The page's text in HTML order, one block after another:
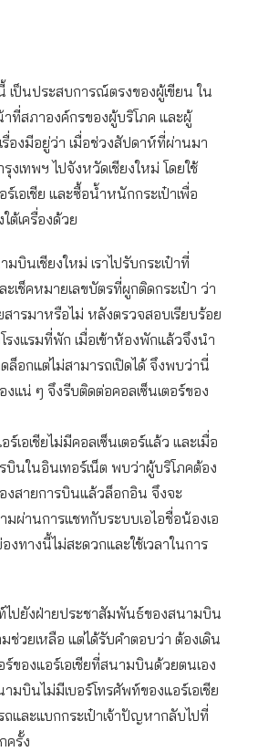
เป็นประสบการณ์ตรงของผู้เขียน ใน
ที่สภาองค์กรของผู้บริโภค และผู้
องมีอยู่ว่า เมื่อช่วงสัปดาห์ที่ผ่านมา
งเทพฯ ไปจังหวัดเชียงใหม่ โดยใช้
เอเชีย และซื้อน้ำหนักกระเป๋าเพื่อ
ต้เครื่องด้วย
บินเชียงใหม่ เราไปรับกระเป๋าที่
เช็คหมายเลขบัตรที่ผูกติดกระเป๋า ว่า
ารมาหรือไม่ หลังตรวจสอบเรียบร้อย
รงแรมที่พัก เมื่อเข้าห้องพักแล้วจึงนำ
ล็อกแต่ไม่สามารถเปิดได้ จึงพบว่านี่
องแน่ ๆ จึงรีบติดต่อคอลเซ็นเตอร์ของ
เอเชียไม่มีคอลเซ็นเตอร์แล้ว และเมื่อ
นในอินเทอร์เน็ต พบว่าผู้บริโภคต้อง
งสายการบินแล้วล็อกอิน จึงจะ
ผ่านการแชทกับระบบเอไอชื่อน้องเอ
งทางนี้ไม่สะดวกและใช้เวลาในการ
ไปยังฝ่ายประชาสัมพันธ์ของสนามบิน
ช่วยเหลือ แต่ได้รับคำตอบว่า ต้องเดิน
ร์ของแอร์เอเชียที่สนามบินด้วยตนเอง
มบินไม่มีเบอร์โทรศัพท์ของแอร์เอเชีย
ถและแบกกระเป๋าเจ้าปัญหากลับไปที่
ครั้ง